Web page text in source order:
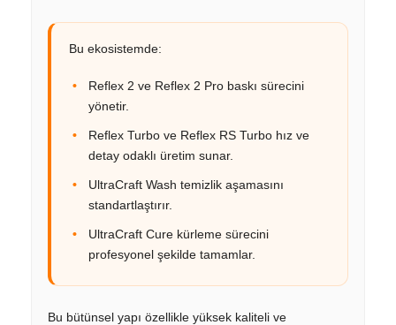
Bu ekosistemde:
Reflex 2 ve Reflex 2 Pro baskı sürecini
yönetir.
Reflex Turbo ve Reflex RS Turbo hız ve
detay odaklı üretim sunar.
UltraCraft Wash temizlik aşamasını
standartlaştırır.
UltraCraft Cure kürleme sürecini
profesyonel şekilde tamamlar.
Bu bütünsel yapı özellikle yüksek kaliteli ve